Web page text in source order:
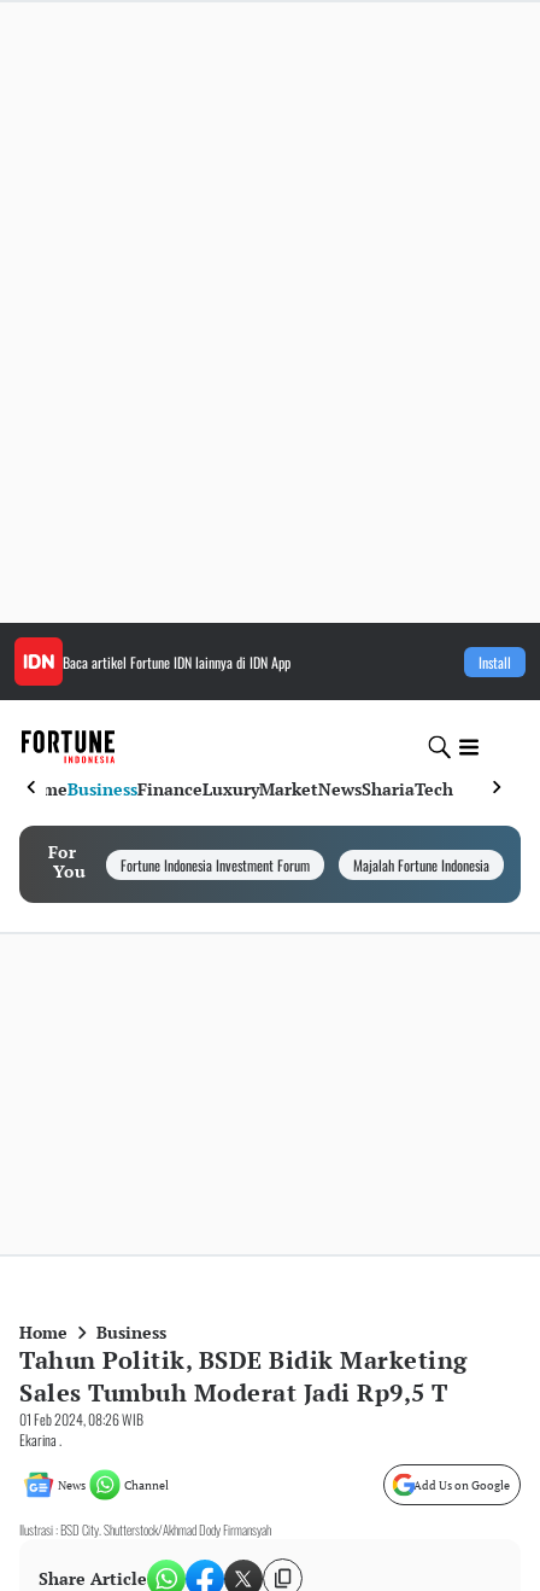
Baca artikel Fortune IDNlainnya di IDN App Install
HomeBusinessFinanceLuxuryMarketNewsShariaTech
For
You
Fortune Indonesia Investment Forum Majalah Fortune Indonesia
Home Business
Tahun Politik, BSDE Bidik Marketing
Sales Tumbuh Moderat Jadi Rp9,5 T
01 Feb 2024, 08:26 WIB
Ekarina .
News Channel Add Us on Google
Ilustrasi : BSD City. Shutterstock/Akhmad Dody Firmansyah
Share Article